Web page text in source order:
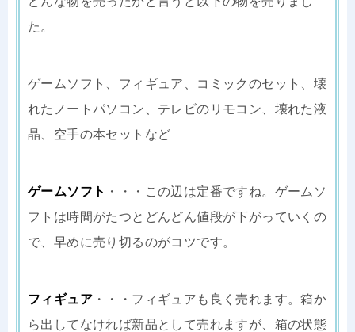
た。
ゲームソフト、フィギュア、コミックのセット、壊
れたノートパソコン、テレビのリモコン、壊れた液
晶、空手の本セットなど
ゲームソフト ・・・この辺は定番ですね。ゲームソ
フトは時間がたつとどんどん値段が下がっていくの
で、早めに売り切るのがコツです。
フィギュア ・・・フィギュアも良く売れます。箱か
ら出してなければ新品として売れますが、箱の状態